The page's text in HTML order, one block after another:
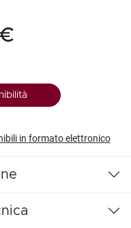
in formato elettronico